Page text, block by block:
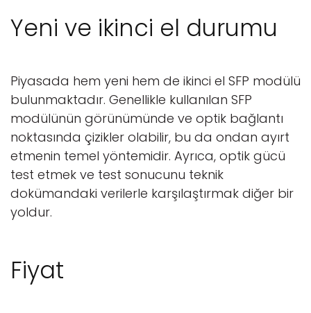
Yeni ve ikinci el durumu
Piyasada hem yeni hem de ikinci el SFP modülü
bulunmaktadır. Genellikle kullanılan SFP
modülünün görünümünde ve optik bağlantı
noktasında çizikler olabilir, bu da ondan ayırt
etmenin temel yöntemidir. Ayrıca, optik gücü
test etmek ve test sonucunu teknik
dokümandaki verilerle karşılaştırmak diğer bir
yoldur.
Fiyat